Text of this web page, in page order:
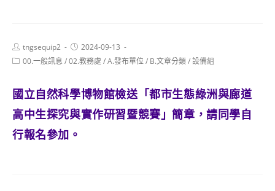
Post
author:
tngsequip2
Post
published:
2024-09-13
Post00.一般訊息 /02.教務處 /A.發布單位/ B.文章分類/設備組
國立自然科學博物館檢送「都市生態綠洲與廊道
高中生探究與實作研習暨競賽」簡章，請同學自
行報名參加。